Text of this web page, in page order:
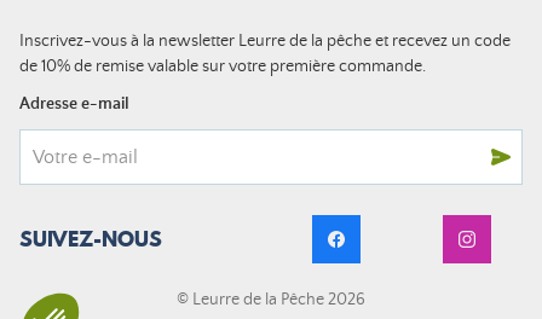
Inscrivez-vous à la newsletter Leurre de la pêche et recevez un code
de 10% de remise valable sur votre première commande.
Adresse e-mail
SUIVEZ-NOUS
© Leurre de la Pêche 2026